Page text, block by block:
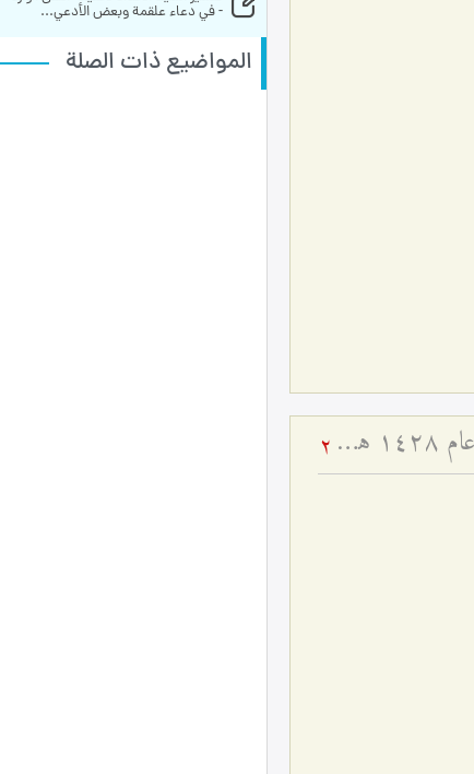
تفسير آية {یرِیدُونَ لِیطْفِؤُا نُورَ الله بِأَفْواهِهِمْ} - ولادة السيّدة الزهراء عليها السلام عام ۱٤۲۸ هـ ق 2
- في دعاء علقمة وبعض الأدعي...
المواضيع ذات الصلة